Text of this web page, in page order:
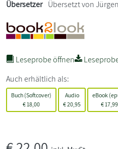
Übersetzer Übersetzt von
Leseprobe öffnen
Auch erhältlich als:
Buch (Softcover)
€ 18,00
Audio
€20,95
eBook
€17,99